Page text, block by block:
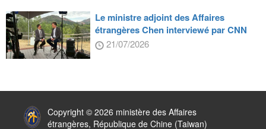
Le ministre adjoint des Affaires
étrangères Chen interviewé par CNN
21/07/2026
Copyright © 2026 ministère des Affaires
étrangères, République de Chine (Taiwan)